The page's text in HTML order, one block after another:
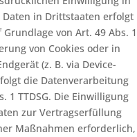
in Drittstaaten erfolgt
von Art. 49 Abs. 1
von Cookies oder in
(z. B. via Device-
die Datenverarbeitung
1 TTDSG. Die Einwilligung
zur Vertragserfüllung
Maßnahmen erforderlich,